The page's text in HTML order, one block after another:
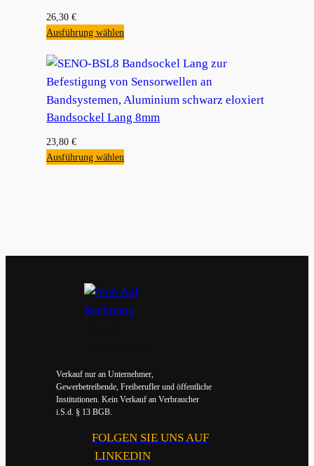
26,30€
Ausführung wählen
Bandsockel Lang 8mm
23,80€
Ausführung wählen
Verkauf nur an Unternehmer,
Gewerbetreibende, Freiberufler und öffentliche
Institutionen. Kein Verkauf an Verbraucher
i.S.d. § 13 BGB.
FOLGEN SIE UNS AUF
LINKEDIN